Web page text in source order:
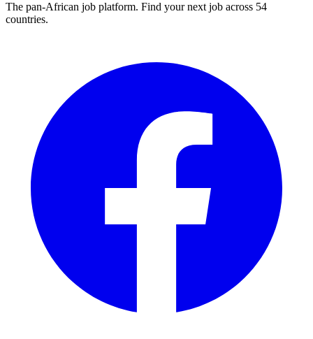
The pan-African job platform. Find your next job across 54
countries.